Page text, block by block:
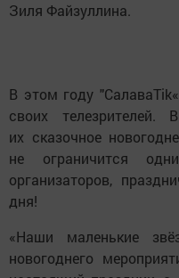
Зиля Файзуллина.
В этом году
своих
их сказочное
не ограничится
организаторов,
дня!
«Наши маленькие
новогоднего